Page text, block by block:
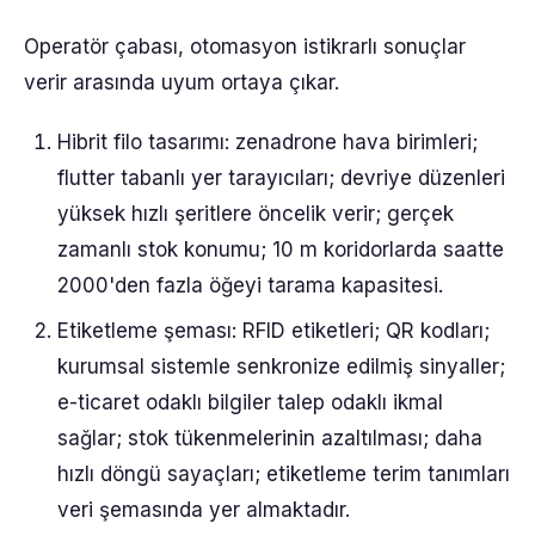
Operatör çabası, otomasyon istikrarlı sonuçlar
verir arasında uyum ortaya çıkar.
Hibrit filo tasarımı: zenadrone hava birimleri;
flutter tabanlı yer tarayıcıları; devriye düzenleri
yüksek hızlı şeritlere öncelik verir; gerçek
zamanlı stok konumu; 10 m koridorlarda saatte
2000'den fazla öğeyi tarama kapasitesi.
Etiketleme şeması: RFID etiketleri; QR kodları;
kurumsal sistemle senkronize edilmiş sinyaller;
e-ticaret odaklı bilgiler talep odaklı ikmal
sağlar; stok tükenmelerinin azaltılması; daha
hızlı döngü sayaçları; etiketleme terim tanımları
veri şemasında yer almaktadır.